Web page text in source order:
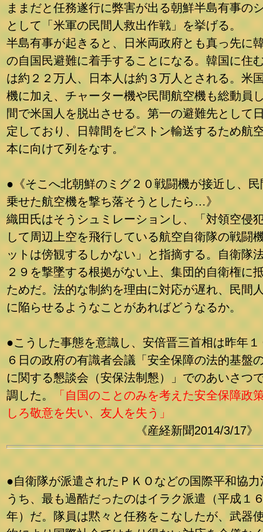
ままだと任務遂行に弊害が出る朝鮮半島有事の
として「米軍の民間人救出作戦」を挙げる。
半島有事が起きると、日米両政府とも真っ先に
の自国民避難に着手することになる。韓国に住
は約２２万人、日本人は約３万人とされる。米
機に加え、チャーター機や民間航空機も総動員
間で米国人を脱出させる。第一の避難先として
定しており、日韓間をピストン輸送するため航
本に向けて列をなす。
●《そこへ北朝鮮のミグ２０戦闘機が接近し、民
乗せた航空機を撃ち落そうとしたら…》
織田氏はそうシュミレーションし、「対領空侵
して周辺上空を飛行している航空自衛隊の戦闘
ットは傍観するしかない」と指摘する。自衛隊
２９を撃墜する根拠がない上、集団的自衛権に
ためだ。法的な制約を理由に対応が遅れ、民間
に陥らせるようなことがあればどうなるか。
●こうした事態を意識し、安倍晋三首相は昨年１
６日の政府の有識者会議「安全保障の法的基盤
に関する懇談会（安保法制懇）」でのあいさつ
調した。
「自国のことのみを考えた安全保障政
しろ敬意を失い、友人を失う」
《産経新聞2014/3/17》
●自衛隊が派遣されたＰＫＯなどの国際平和協力
うち、最も過酷だったのはイラク派遣（平成１
年）だ。隊員は黙々と任務をこなしたが、武器